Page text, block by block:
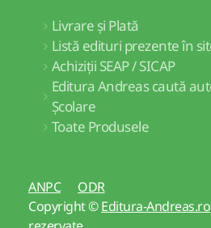
Livrare și Plată
Listă edituri prezente în
Achiziții SEAP / SICAP
Editura Andreas caută
Școlare
Toate Produsele
ANPC
ODR
Copyright ©Editura-Andreas.ro